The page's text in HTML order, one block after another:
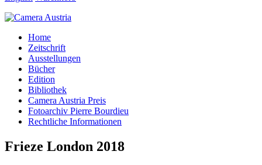
Home
Zeitschrift
Ausstellungen
Bücher
Edition
Bibliothek
Camera Austria Preis
Fotoarchiv Pierre Bourdieu
Rechtliche Informationen
Frieze London 2018